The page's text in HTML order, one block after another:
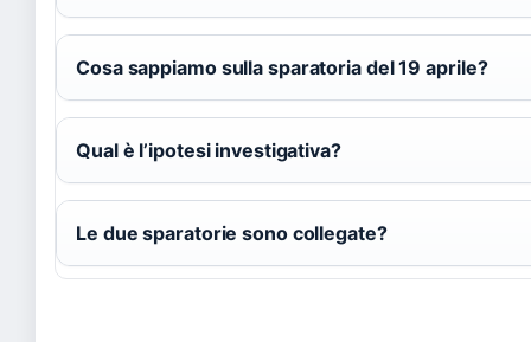
Cosa sappiamo sulla sparatoria del 19 aprile?
Qual è l’ipotesi investigativa?
Le due sparatorie sono collegate?